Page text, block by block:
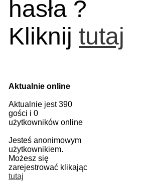
hasła ?
Kliknij tutaj
Aktualnie online
Aktualnie jest 390
gości i 0
użytkowników online
Jesteś anonimowym
użytkownikiem.
Możesz się
zarejestrować klikając
tutaj